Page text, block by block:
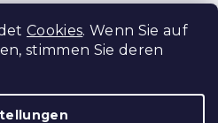
Cookies. Wenn Sie auf
stimmen Sie deren